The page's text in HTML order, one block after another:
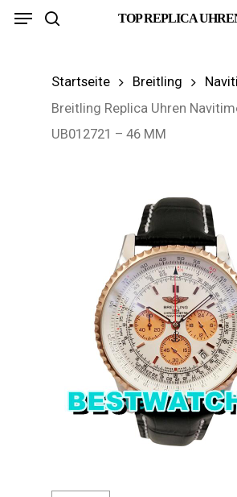
Skip
TOP REPLICA
Menu
Startseite Breitling
Breitling Replica Uhren
UB012721 – 46 MM